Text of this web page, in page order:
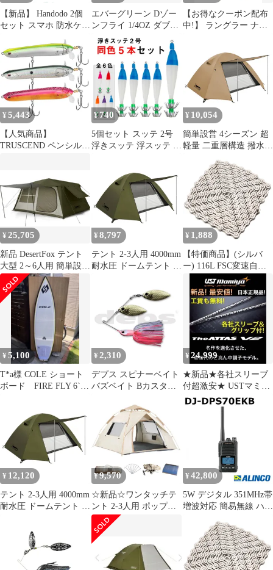
【新品】 Handodo 2個
セット スマホ 防水ケー
添付) IPX8認定 携帯用
ドライバッグ ダブルパ
ック設計 水中撮影/お風
呂/温泉/潜水/雨/海用
6.7インチスマホ適用 財
布 適用端末：iPhone 17
16 15 14 1 0
エバーグリーン Dゾー
ンフライ 1/4OZ ダブル
ウィロー #27 チャート
シャッド(F/R:表チャー
トシルバー･裏ホワイ
ト)
【お得なクーポン配布
中!】 ラングラー ナイ
トレート ワーク キャン
バス ハンティング スト
レート ツートン カーキ
¥ 5,443
【人気商品】
TRUSCEND ペンシル
ー ルアー バス・ウォー
ルアイ・パイク・ナマ
ズ・マスキー・パーチ
対応 フローティングル
アー 淡水・海水両用 釣
りギフト 家族釣りに最
適
¥ 740
5個セット スッテ 2号
浮きスッテ 浮スッテ 4g
テ 夜光 蛍光 蛍光色 蓄
光 イカ イカ漁船 イカ
釣り スルメイカ ヤリイ
カ アオリイカ ダブルカ
ンナ 4グラム 浮きスッ
テ2号
¥ 10,054
簡単設営 4シーズン 超
軽量 二重層構造 撥水加
パクト軽量 キャンプテ
ント 自立式 前室あり
通気防風防雨 ドームテ
ント 4000mm耐水圧 ツ
ーリングドーム 2-3人
用 テント キャンプテン
ト DesertFox
¥ 25,705
新品 DesertFox テント
大型 2～6人用 簡単設営
ロッジ型 高さ
185cm/200cm 4000mm耐
水圧 前後室あり キャン
プテント 自立式 パーク
テント 二重層構造 4シ
ーズン 初心者向け UV
カット 通気防風防雨 キ
ャンピング アウトドア
お
¥ 8,797
テント 2-3人用 4000mm
耐水圧 ドームテント 前
ンプテント コンパクト
軽量 撥水加工素材 二重
層構造 4シーズン 簡単
設営 超軽量 UVカット
自立式 通気防風防雨 ツ
ーリングドーム キャン
プテント (深緑)
¥ 1,888
【特価商品】(シルバ
ー) 116L FSC変速自転
車チェーンだ。8速、7
速、6速汎用、軽量化中
空透かし彫りデザイン
¥5,100
T*a様 COLE ショート
ボード FIRE FLY 6`0
¥ 2,310
デプス スピナーベイト
バズベイト Bカスタム
ムプロブルー
¥24,999
★新品★各社スリーブ
付超激安★ USTマミヤ
ジアッタスV2★ドラコ
ンアッタス
¥ 12,120
テント 2-3人用 4000mm
耐水圧 ドームテント 前
ンプテント コンパクト
軽量 撥水加工素材 二重
層構造 4シーズン 簡単
設営 超軽量 UVカット
¥9,570
☆新品☆ワンタッチテ
ント 2-3人用 ポップア
ップテント テント キャ
ンプ アウトドア シルバ
ーコーティング 自動開
閉 5秒設営 UV高遮光
防風防水 耐水圧
¥ 42,800
5W デジタル 351MHz帯
増波対応 簡易無線 ハン
DJ-DPS70EKB（大容量
バッテリー） 82ch 増波
モデル dj-dps70ekb ※
送料無料 （ 沖縄・離島